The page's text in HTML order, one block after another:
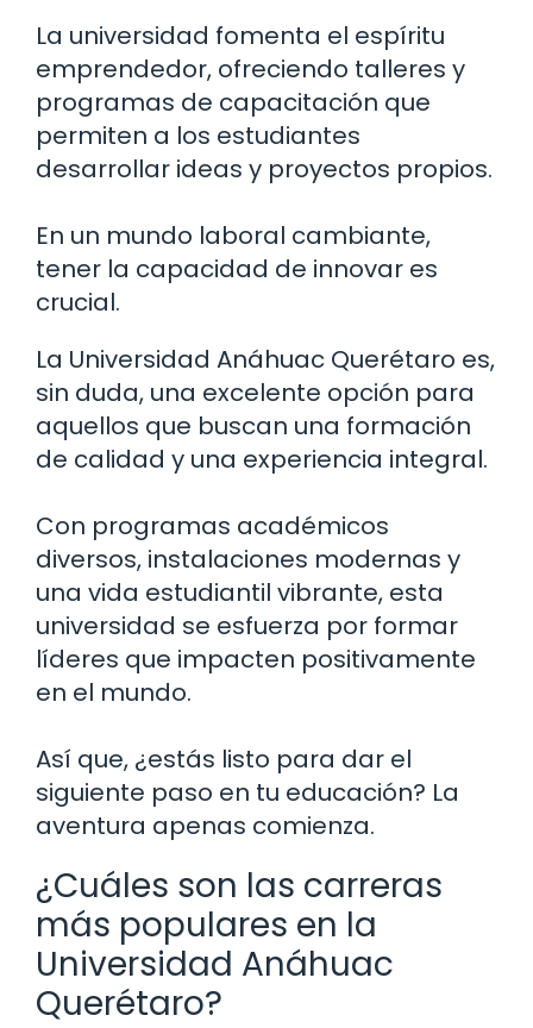
La universidad fomenta el espíritu
emprendedor, ofreciendo talleres y
programas de capacitación que
permiten a los estudiantes
desarrollar ideas y proyectos propios.
En un mundo laboral cambiante,
tener la capacidad de innovar es
crucial.
La Universidad Anáhuac Querétaro es,
sin duda, una excelente opción para
aquellos que buscan una formación
de calidad y una experiencia integral.
Con programas académicos
diversos, instalaciones modernas y
una vida estudiantil vibrante, esta
universidad se esfuerza por formar
líderes que impacten positivamente
en el mundo.
Así que, ¿estás listo para dar el
siguiente paso en tu educación? La
aventura apenas comienza.
¿Cuáles son las carreras
más populares en la
Universidad Anáhuac
Querétaro?